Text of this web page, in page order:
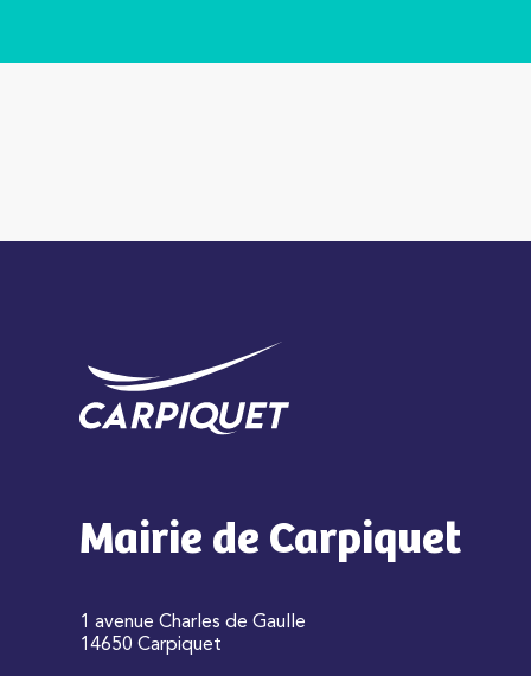
Mairie de Carpiquet
1 avenue Charles de Gaulle
14650 Carpiquet